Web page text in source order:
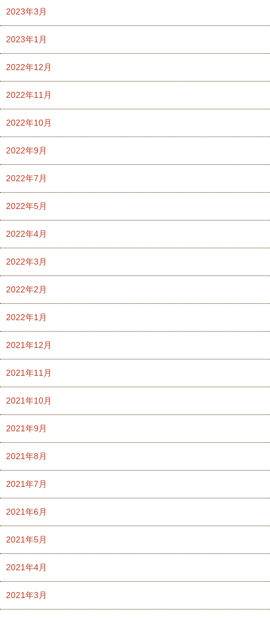
2023年3月
2023年1月
2022年12月
2022年11月
2022年10月
2022年9月
2022年7月
2022年5月
2022年4月
2022年3月
2022年2月
2022年1月
2021年12月
2021年11月
2021年10月
2021年9月
2021年8月
2021年7月
2021年6月
2021年5月
2021年4月
2021年3月